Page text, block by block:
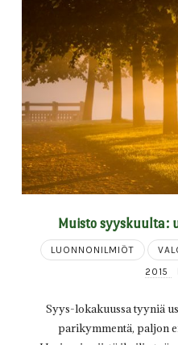
Muisto syyskuulta:
LUONNONILMIÖT
2015
Syys-lokakuussa tyyniä
parikymmentä, paljon